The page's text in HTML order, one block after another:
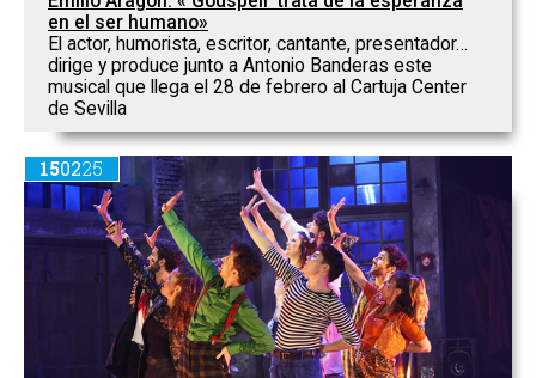
en el ser humano»
El actor, humorista, escritor, cantante, presentador…
dirige y produce junto a Antonio Banderas este
musical que llega el 28 de febrero al Cartuja Center
de Sevilla
150225